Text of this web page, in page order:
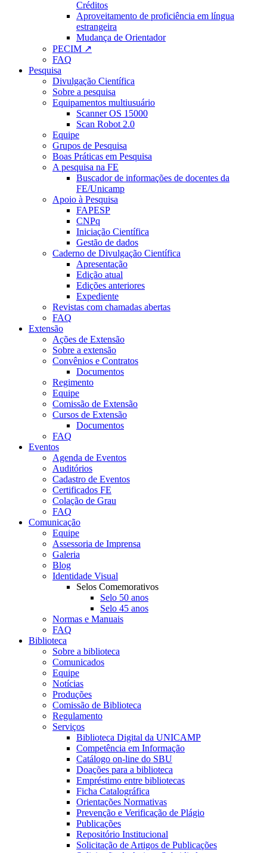
Créditos
Aproveitamento de proficiência em língua
estrangeira
Mudança de Orientador
PECIM ↗
FAQ
Pesquisa
Divulgação Científica
Sobre a pesquisa
Equipamentos multiusuário
Scanner OS 15000
Scan Robot 2.0
Equipe
Grupos de Pesquisa
Boas Práticas em Pesquisa
A pesquisa na FE
Buscador de informações de docentes da
FE/Unicamp
Apoio à Pesquisa
FAPESP
CNPq
Iniciação Científica
Gestão de dados
Caderno de Divulgação Científica
Apresentação
Edição atual
Edições anteriores
Expediente
Revistas com chamadas abertas
FAQ
Extensão
Ações de Extensão
Sobre a extensão
Convênios e Contratos
Documentos
Regimento
Equipe
Comissão de Extensão
Cursos de Extensão
Documentos
FAQ
Eventos
Agenda de Eventos
Auditórios
Cadastro de Eventos
Certificados FE
Colação de Grau
FAQ
Comunicação
Equipe
Assessoria de Imprensa
Galeria
Blog
Identidade Visual
Selos Comemorativos
Selo 50 anos
Selo 45 anos
Normas e Manuais
FAQ
Biblioteca
Sobre a biblioteca
Comunicados
Equipe
Notícias
Produções
Comissão de Biblioteca
Regulamento
Serviços
Biblioteca Digital da UNICAMP
Competência em Informação
Catálogo on-line do SBU
Doações para a biblioteca
Empréstimo entre bibliotecas
Ficha Catalográfica
Orientações Normativas
Prevenção e Verificação de Plágio
Publicações
Repositório Institucional
Solicitação de Artigos de Publicações